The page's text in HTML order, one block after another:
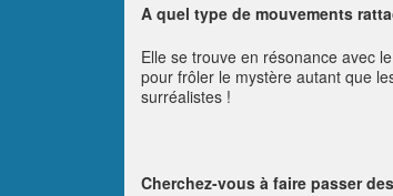
A quel type de mouvements
Elle se trouve en résonance avec
pour frôler le mystère autant que
surréalistes !
Cherchez-vous à faire passer